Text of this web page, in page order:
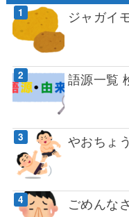
ジャガイ
語源一覧
やおちょ
ごめんな